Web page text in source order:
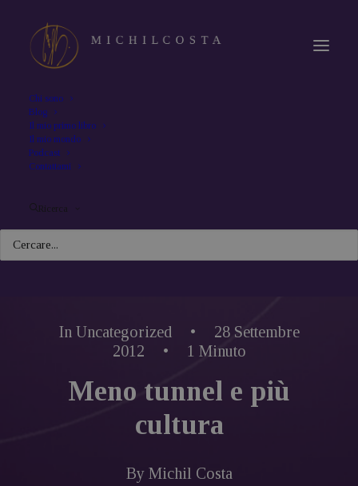
Chi sono
Blog
Il mio primo libro
Il mio mondo
Podcast
Contattami
Ricerca
In Uncategorized •
28 Settembre
2012
• 1 Minuto
Meno tunnel e più
cultura
By Michil Costa